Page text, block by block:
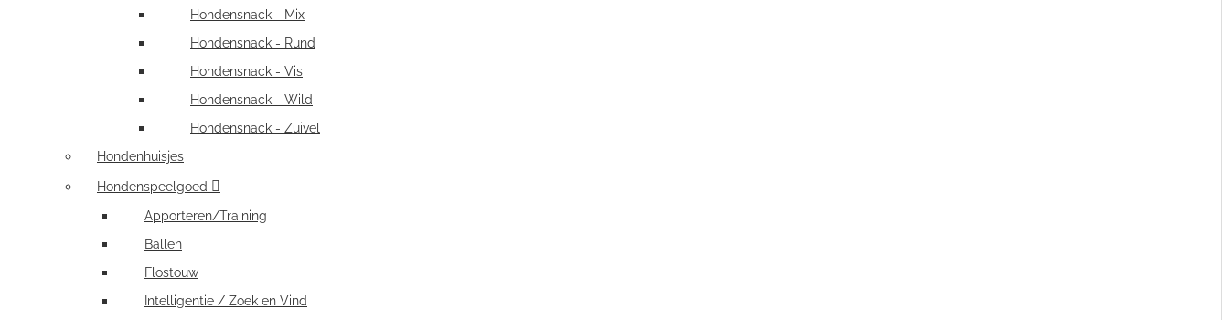
Hondensnack - Mix
Hondensnack - Rund
Hondensnack - Vis
Hondensnack - Wild
Hondensnack - Zuivel
Hondenhuisjes
Hondenspeelgoed
Apporteren/Training
Ballen
Flostouw
Intelligentie / Zoek en Vind